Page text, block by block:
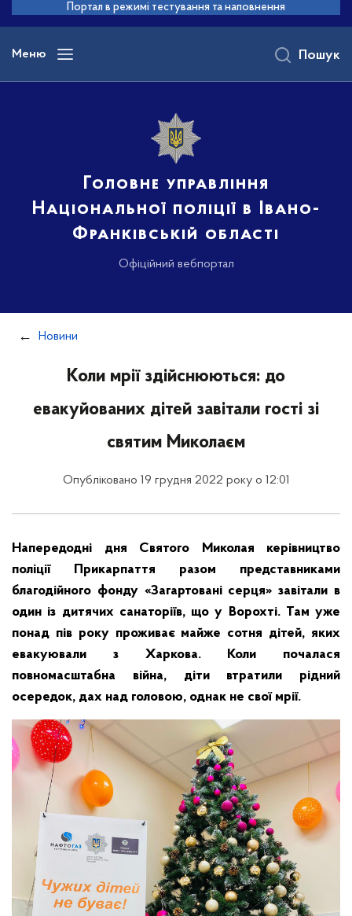
основного
вмісту
Портал в режимі тестування та наповнення
Меню
Головне управління
Національної поліції в Івано-
Франківській області
Офіційний вебпортал
Пошук
Новини
Коли мрії здійснюються: до
евакуйованих дітей завітали гості зі
святим Миколаєм
Опубліковано 19 грудня 2022 року о 12:01
Напередодні дня Святого Миколая керівництво
поліції Прикарпаття разом представниками
благодійного фонду «Загартовані серця» завітали в
один із дитячих санаторіїв, що у Ворохті. Там уже
понад пів року проживає майже сотня дітей, яких
евакуювали з Харкова. Коли почалася
повномасштабна війна, діти втратили рідний
осередок, дах над головою, однак не свої мрії.